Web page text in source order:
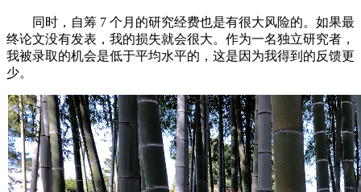
同时，自筹 7 个月的研究经费也是有很大风险的。如果最
终论文没有发表，我的损失就会很大。作为一名独立研究者，
我被录取的机会是低于平均水平的，这是因为我得到的反馈更
少。